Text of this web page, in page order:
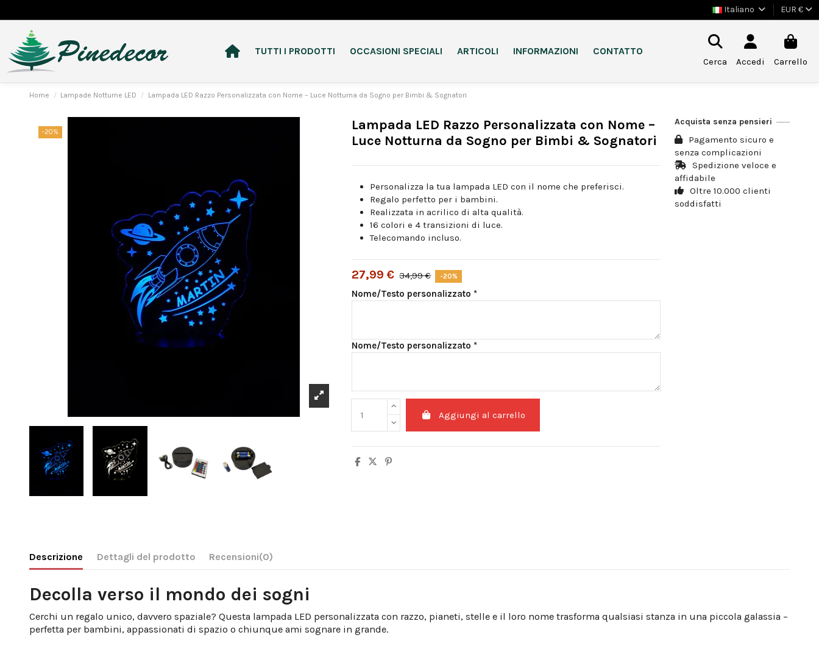
Italiano EUR €
TUTTI I PRODOTTI OCCASIONI SPECIALI ARTICOLI INFORMAZIONI CONTATTO
Cerca Accedi Carrello
Home Lampade Notturne LED Lampada LED Razzo Personalizzata con Nome – Luce Notturna da Sogno per Bimbi & Sognatori
-20%
Lampada LED Razzo Personalizzata con Nome –
Luce Notturna da Sogno per Bimbi & Sognatori
Personalizza la tua lampada LED con il nome che preferisci.
Regalo perfetto per i bambini.
Realizzata in acrilico di alta qualità.
16 colori e 4 transizioni di luce.
Telecomando incluso.
27,99 € 34,99 € -20%
Nome/Testo personalizzato *
Nome/Testo personalizzato *
Aggiungi al carrello
Acquista senza pensieri
Pagamento sicuro e
senza complicazioni
Spedizione veloce e
affidabile
Oltre 10.000 clienti
soddisfatti
Descrizione Dettagli del prodotto Recensioni(0)
Decolla verso il mondo dei sogni
Cerchi un regalo unico, davvero spaziale? Questa lampada LED personalizzata con razzo, pianeti, stelle e il loro nome trasforma qualsiasi stanza in una piccola galassia –
perfetta per bambini, appassionati di spazio o chiunque ami sognare in grande.